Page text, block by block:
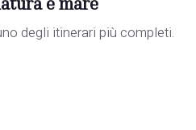
degli itinerari più completi.